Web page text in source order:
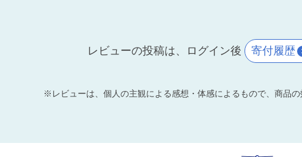
レビューの投稿は、ログイン後 寄付履歴
※レビューは、個人の主観による感想・体感によるもので、商品の